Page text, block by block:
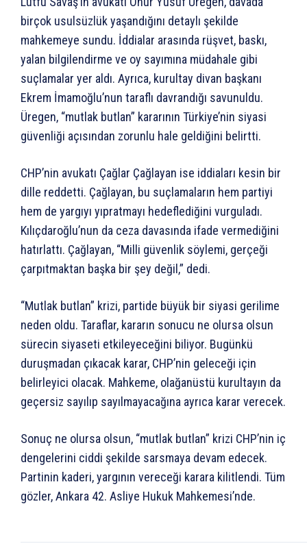
birçok usulsüzlük yaşandığını detaylı şekilde
mahkemeye sundu. İddialar arasında rüşvet, baskı,
yalan bilgilendirme ve oy sayımına müdahale gibi
suçlamalar yer aldı. Ayrıca, kurultay divan başkanı
Ekrem İmamoğlu’nun taraflı davrandığı savunuldu.
Üregen, “mutlak butlan” kararının Türkiye’nin siyasi
güvenliği açısından zorunlu hale geldiğini belirtti.
CHP’nin avukatı Çağlar Çağlayan ise iddiaları kesin bir
dille reddetti. Çağlayan, bu suçlamaların hem partiyi
hem de yargıyı yıpratmayı hedeflediğini vurguladı.
Kılıçdaroğlu’nun da ceza davasında ifade vermediğini
hatırlattı. Çağlayan, “Milli güvenlik söylemi, gerçeği
çarpıtmaktan başka bir şey değil,” dedi.
“Mutlak butlan” krizi, partide büyük bir siyasi gerilime
neden oldu. Taraflar, kararın sonucu ne olursa olsun
sürecin siyaseti etkileyeceğini biliyor. Bugünkü
duruşmadan çıkacak karar, CHP’nin geleceği için
belirleyici olacak. Mahkeme, olağanüstü kurultayın da
geçersiz sayılıp sayılmayacağına ayrıca karar verecek.
Sonuç ne olursa olsun, “mutlak butlan” krizi CHP’nin iç
dengelerini ciddi şekilde sarsmaya devam edecek.
Partinin kaderi, yargının vereceği karara kilitlendi. Tüm
gözler, Ankara 42. Asliye Hukuk Mahkemesi’nde.